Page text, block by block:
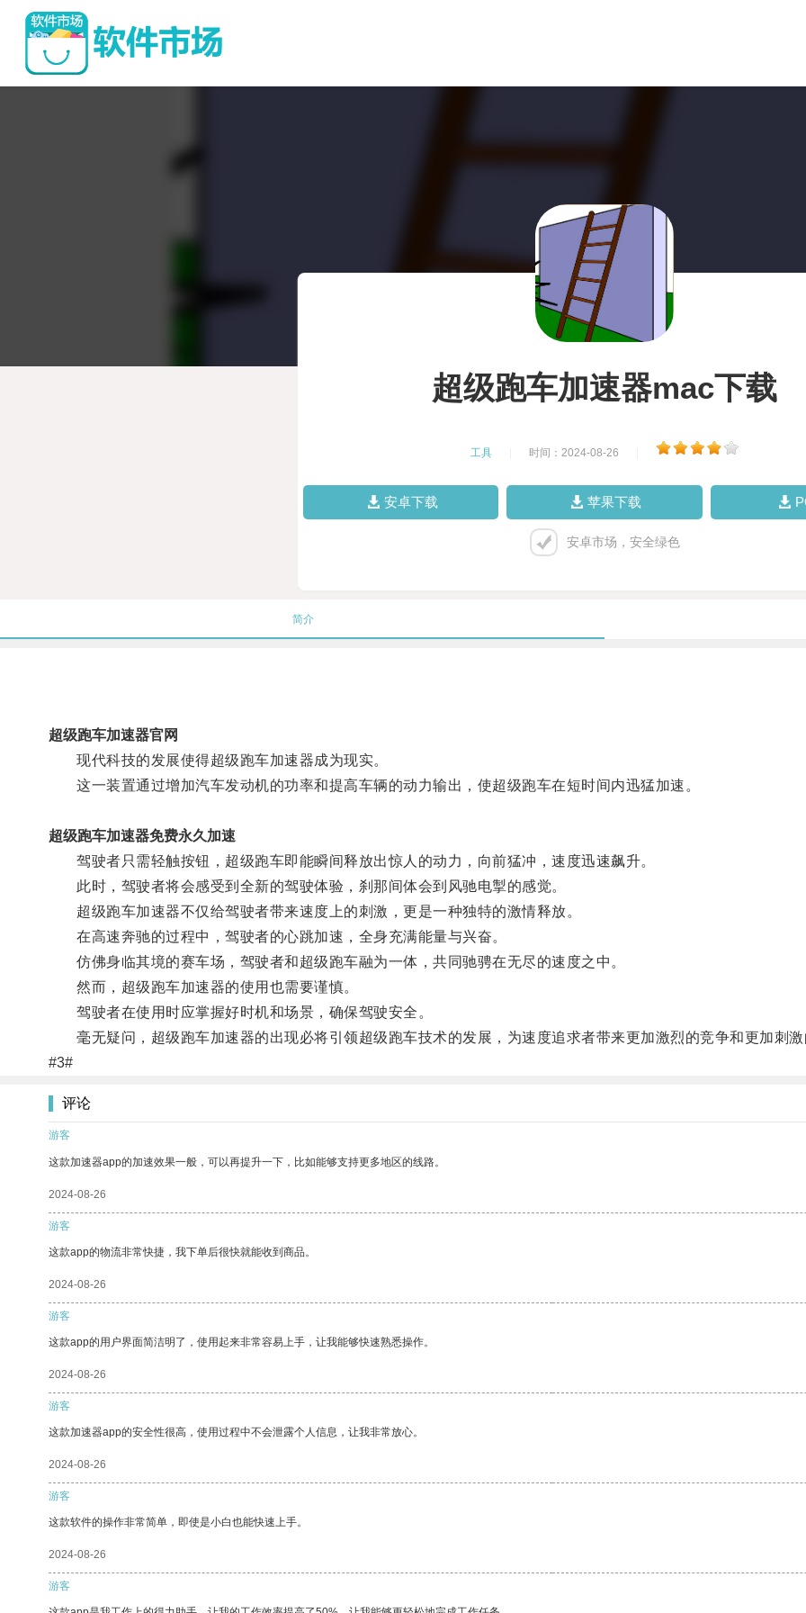
超级跑车加速器mac下载
工具 时间：2024-08-26
安卓下载 苹果下载
安卓市场，安全绿色
简介
超级跑车加速器官网
现代科技的发展使得超级跑车加速器成为现实。
这一装置通过增加汽车发动机的功率和提高车辆的动力输出，使超级跑车在短时间内迅猛加速。
超级跑车加速器免费永久加速
驾驶者只需轻触按钮，超级跑车即能瞬间释放出惊人的动力，向前猛冲，速度迅速飙升。
此时，驾驶者将会感受到全新的驾驶体验，刹那间体会到风驰电掣的感觉。
超级跑车加速器不仅给驾驶者带来速度上的刺激，更是一种独特的激情释放。
在高速奔驰的过程中，驾驶者的心跳加速，全身充满能量与兴奋。
仿佛身临其境的赛车场，驾驶者和超级跑车融为一体，共同驰骋在无尽的速度之中。
然而，超级跑车加速器的使用也需要谨慎。
驾驶者在使用时应掌握好时机和场景，确保驾驶安全。
毫无疑问，超级跑车加速器的出现必将引领超级跑车技术的发展，为速度追求者带来更加激烈的竞争和更加刺激
#3#
评论
游客
这款加速器app的加速效果一般，可以再提升一下，比如能够支持更多地区的线路。
2024-08-26
游客
这款app的物流非常快捷，我下单后很快就能收到商品。
2024-08-26
游客
这款app的用户界面简洁明了，使用起来非常容易上手，让我能够快速熟悉操作。
2024-08-26
游客
这款加速器app的安全性很高，使用过程中不会泄露个人信息，让我非常放心。
2024-08-26
游客
这款软件的操作非常简单，即使是小白也能快速上手。
2024-08-26
游客